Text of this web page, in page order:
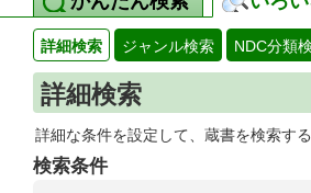
詳細検索 ジャンル検索 NDC分類
詳細検索
詳細な条件を設定して、蔵書を検索す
検索条件